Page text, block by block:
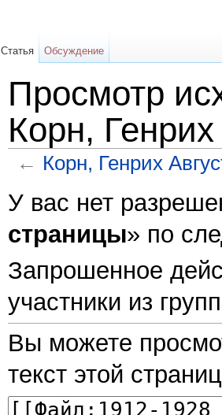
Просмотр
Корн,
← Корн, Генрих
У вас нет
страницы» по
Запрошенное
участники из
Вы можете
текст этой
Статья Обсуждение